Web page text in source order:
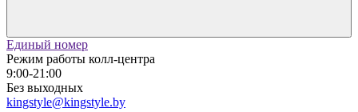
Единый номер
Режим работы колл-центра
9:00-21:00
Без выходных
kingstyle@kingstyle.by